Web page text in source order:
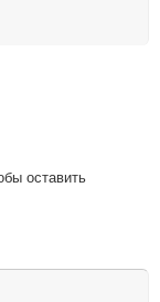
оставить